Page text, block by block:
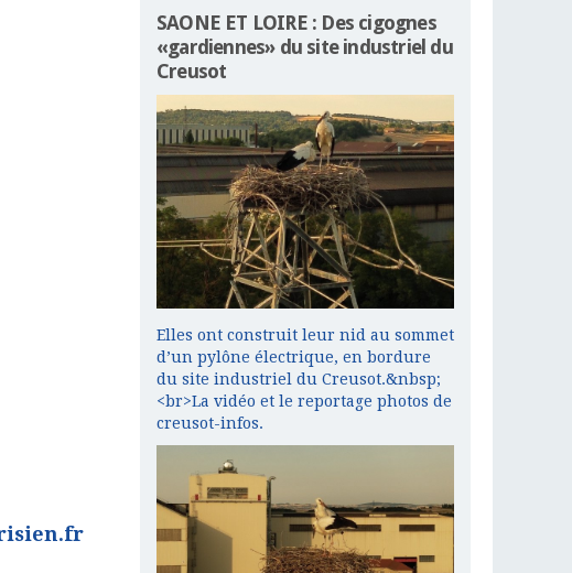
SAONE ET LOIRE : Des cigognes
«gardiennes» du site industriel du
Creusot
Elles ont construit leur nid au sommet
d’un pylône électrique, en bordure
du site industriel du Creusot.&nbsp;
<br>La vidéo et le reportage photos de
creusot-infos.